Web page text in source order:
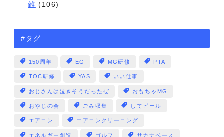
雑 (106)
#タグ
150周年 EG MG研修 PTA
TOC研修 YAS いい仕事
おじさんは泣きそうだったぜ おもちゃMG
おやじの会 ごみ収集 してビール
エアコン エアコンクリーニング
エネルギー創造 ゴルフ サカナベース